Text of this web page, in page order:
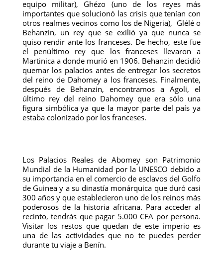
equipo militar), Ghézo (uno de los reyes más
importantes que solucionó las crisis que tenían con
otros realmes vecinos como los de Nigeria), Glélé o
Behanzin, un rey que se exilió ya que nunca se
quiso rendir ante los franceses. De hecho, este fue
el penúltimo rey que los franceses llevaron a
Martinica a donde murió en 1906. Behanzin decidió
quemar los palacios antes de entregar los secretos
del reino de Dahomey a los franceses. Finalmente,
después de Behanzin, encontramos a Agoli, el
último rey del reino Dahomey que era sólo una
figura simbólica ya que la mayor parte del país ya
estaba colonizado por los franceses.
Los Palacios Reales de Abomey son Patrimonio
Mundial de la Humanidad por la UNESCO debido a
su importancia en el comercio de esclavos del Golfo
de Guinea y a su dinastía monárquica que duró casi
300 años y que establecieron uno de los reinos más
poderosos de la historia africana. Para acceder al
recinto, tendrás que pagar 5.000 CFA por persona.
Visitar los restos que quedan de este imperio es
una de las actividades que no te puedes perder
durante tu viaje a Benín.